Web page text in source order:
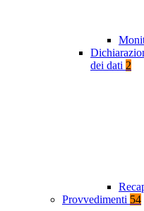
dei dati 2
Provvedimenti 54